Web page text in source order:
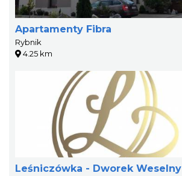
Apartamenty Fibra
Rybnik
4.25 km
Leśniczówka - Dworek Weselny